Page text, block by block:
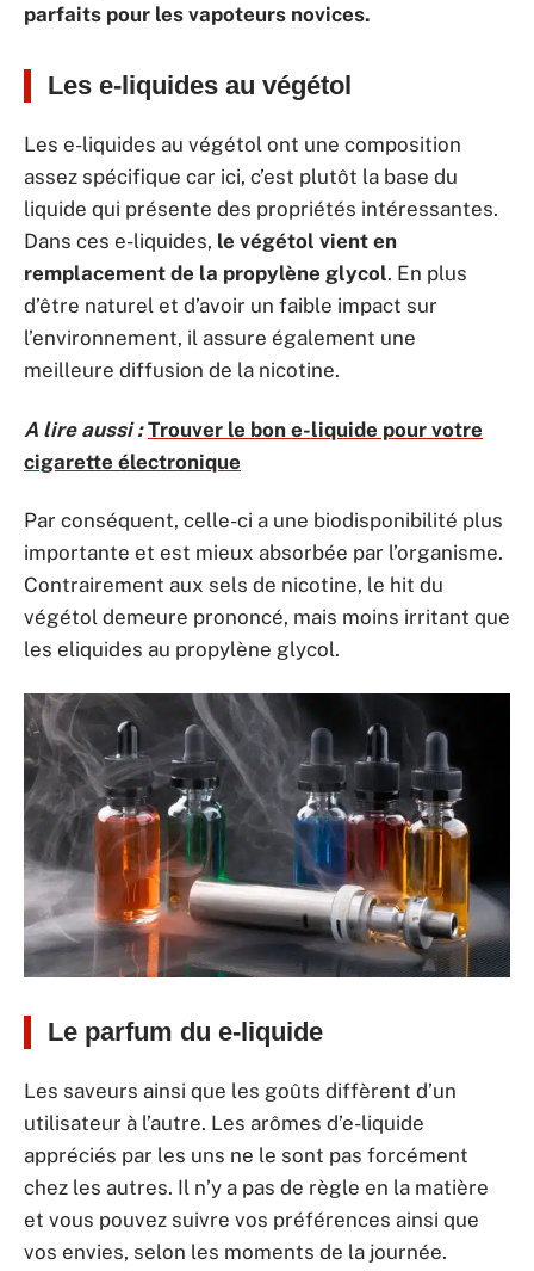
parfaits pour les vapoteurs novices.
Les e-liquides au végétol
Les e-liquides au végétol ont une composition
assez spécifique car ici, c’est plutôt la base du
liquide qui présente des propriétés intéressantes.
Dans ces e-liquides, le végétol vient en
remplacement de la propylène glycol. En plus
d’être naturel et d’avoir un faible impact sur
l’environnement, il assure également une
meilleure diffusion de la nicotine.
A lire aussi : Trouver le bon e-liquide pour votre
cigarette électronique
Par conséquent, celle-ci a une biodisponibilité plus
importante et est mieux absorbée par l’organisme.
Contrairement aux sels de nicotine, le hit du
végétol demeure prononcé, mais moins irritant que
les eliquides au propylène glycol.
Le parfum du e-liquide
Les saveurs ainsi que les goûts diffèrent d’un
utilisateur à l’autre. Les arômes d’e-liquide
appréciés par les uns ne le sont pas forcément
chez les autres. Il n’y a pas de règle en la matière
et vous pouvez suivre vos préférences ainsi que
vos envies, selon les moments de la journée.